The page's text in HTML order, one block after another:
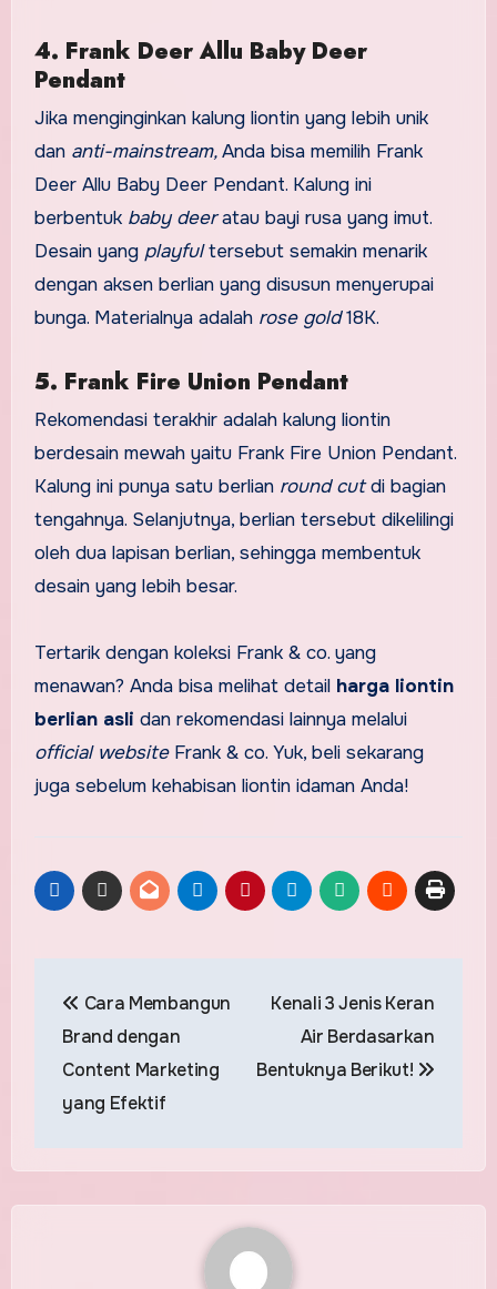
4. Frank Deer Allu Baby Deer
Pendant
Jika menginginkan kalung liontin yang lebih unik
dan anti-mainstream,Anda bisa memilih Frank
Deer Allu Baby Deer Pendant. Kalung ini
berbentuk baby deeratau bayi rusa yang imut.
Desain yang playfultersebut semakin menarik
dengan aksen berlian yang disusun menyerupai
bunga. Materialnya adalah rose gold18K.
5. Frank Fire Union Pendant
Rekomendasi terakhir adalah kalung liontin
berdesain mewah yaitu Frank Fire Union Pendant.
Kalung ini punya satu berlian round cutdi bagian
tengahnya. Selanjutnya, berlian tersebut dikelilingi
oleh dua lapisan berlian, sehingga membentuk
desain yang lebih besar.
Tertarik dengan koleksi Frank & co. yang
menawan? Anda bisa melihat detail harga liontin
berlian asli dan rekomendasi lainnya melalui
official website Frank & co. Yuk, beli sekarang
juga sebelum kehabisan liontin idaman Anda!
navigation
Cara Membangun
Brand dengan
Content Marketing
yang Efektif
Kenali 3 Jenis Keran
Air Berdasarkan
Bentuknya Berikut!